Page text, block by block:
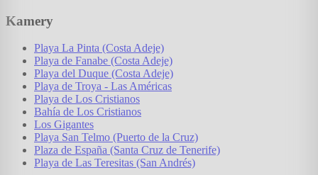
Kamery
Playa La Pinta (Costa Adeje)
Playa de Fanabe (Costa Adeje)
Playa del Duque (Costa Adeje)
Playa de Troya - Las Américas
Playa de Los Cristianos
Bahía de Los Cristianos
Los Gigantes
Playa San Telmo (Puerto de la Cruz)
Plaza de España (Santa Cruz de Tenerife)
Playa de Las Teresitas (San Andrés)